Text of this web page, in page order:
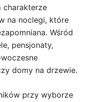
charakterze
na noclegi, które
Wśród
pensjonaty,
domy na drzewie.
przy wyborze